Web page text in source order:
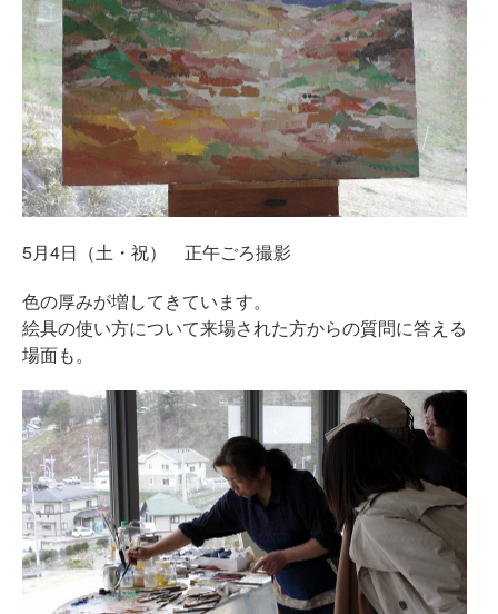
5月4日（土・祝） 正午ごろ撮影
色の厚みが増してきています。
絵具の使い方について来場された方からの質問に答える
場面も。